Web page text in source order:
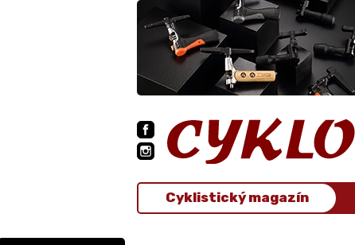
Cyklistický magazín